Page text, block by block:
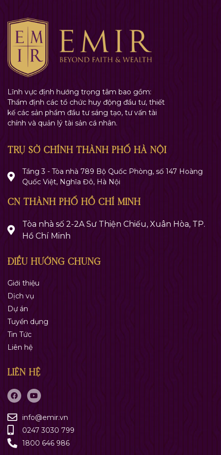
TRỤ SỞ CHÍNH THÀNH PHỐ HÀ NỘI
Tầng 3 - Tòa nhà 789 Bộ Quốc Phòng, số 147 Hoàng
Quốc Việt, Nghĩa Đô, Hà Nội
CN THÀNH PHỐ HỒ CHÍ MINH
Tòa nhà số 2-2A Sư Thiện Chiếu, Xuân Hòa, TP.
Hồ Chí Minh
ĐIỀU HƯỚNG CHUNG
Giới thiệu
Dự án
Tuyển dụng
Tin Tức
LIÊN HỆ
info@emir.vn
0247 3030 799
1800 646 986